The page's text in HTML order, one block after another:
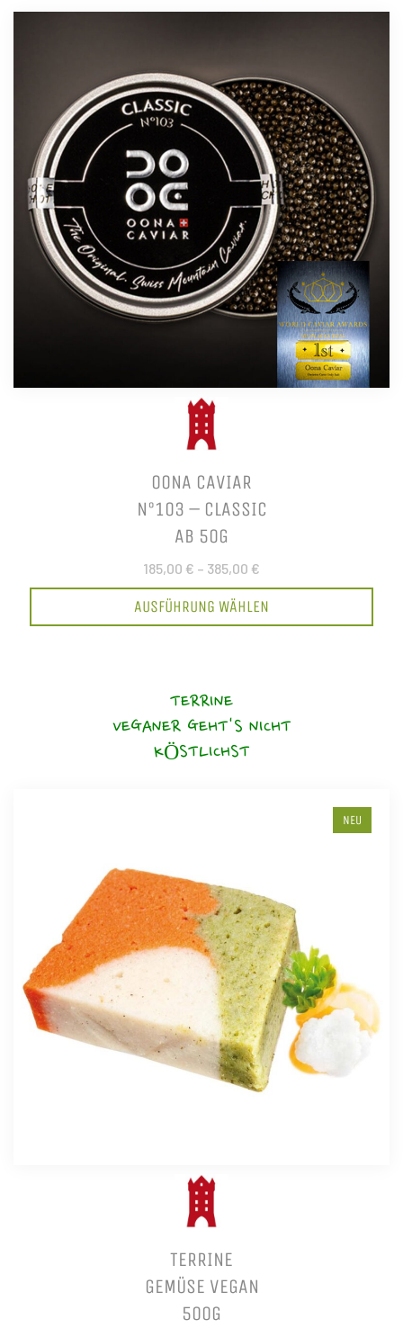
OONA CAVIAR
N°103 – CLASSIC
AB 50G
185,00 € – 385,00 €
AUSFÜHRUNG WÄHLEN
TERRINE
VEGANER GEHT'S NICHT
KÖSTLICHST
NEU
TERRINE
GEMÜSE VEGAN
500G